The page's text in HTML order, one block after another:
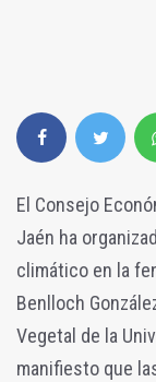
El Consejo
Jaén ha
climático en la
Benlloch
Vegetal de la
manifiesto que